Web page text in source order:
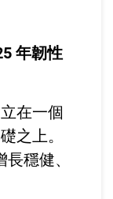
年韌性
在一個
之上。
穩健、